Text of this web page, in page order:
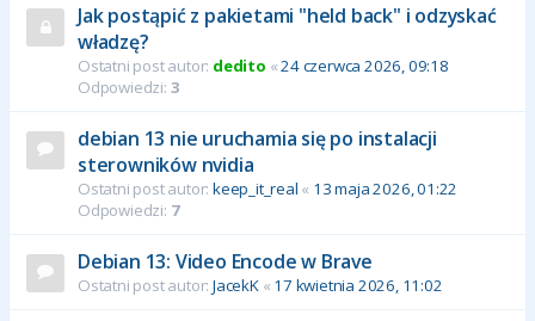
Jak postąpić z pakietami "held back" i odzyskać
władzę?
Ostatni post autor: dedito «24 czerwca 2026, 09:18
Odpowiedzi: 3
debian 13 nie uruchamia się po instalacji
sterowników nvidia
Ostatni post autor: keep_it_real « 13 maja 2026, 01:22
Odpowiedzi: 7
Debian 13: Video Encode w Brave
Ostatni post autor: JacekK« 17 kwietnia 2026, 11:02